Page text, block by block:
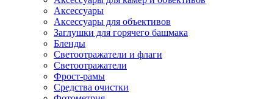
Аксессуары
Аксессуары для объективов
Заглушки для горячего башмака
Бленды
Светоотражатели и флаги
Светоотражатели
Фрост-рамы
Средства очистки